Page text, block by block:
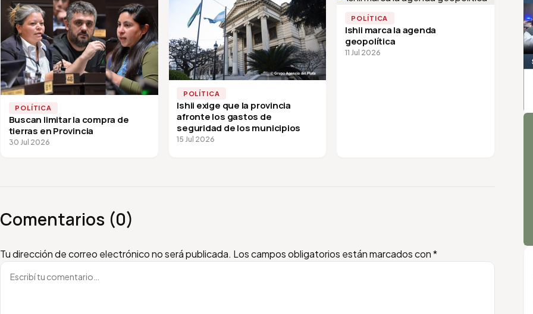
POLÍTICA
Buscan limitar la compra de
tierras en Provincia
30 Jul 2026
POLÍTICA
Ishii exige que la provincia
afronte los gastos de
seguridad de los municipios
15 Jul 2026
POLÍTICA
Ishii marca la agenda
geopolítica
11 Jul 2026
Comentarios (0)
Tu dirección de correo electrónico no será publicada. Los campos obligatorios están marcados con*
Escribí tu comentario
Nombre
Email